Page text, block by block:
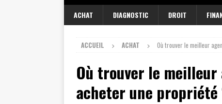
ACHAT DIAGNOSTIC DROIT
ACCUEIL ACHAT Où trouver le meilleur
Où trouver le
acheter une propriété